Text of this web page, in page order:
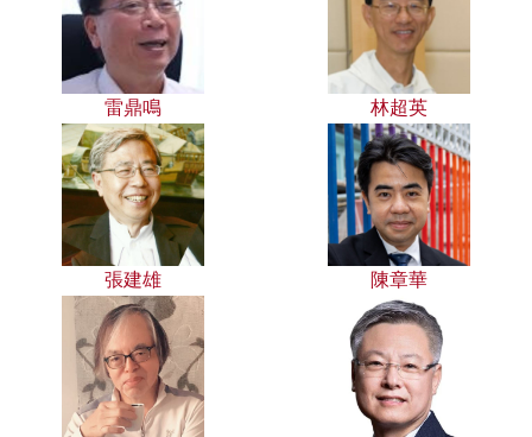
雷鼎鳴 林超英
張建雄 陳章華